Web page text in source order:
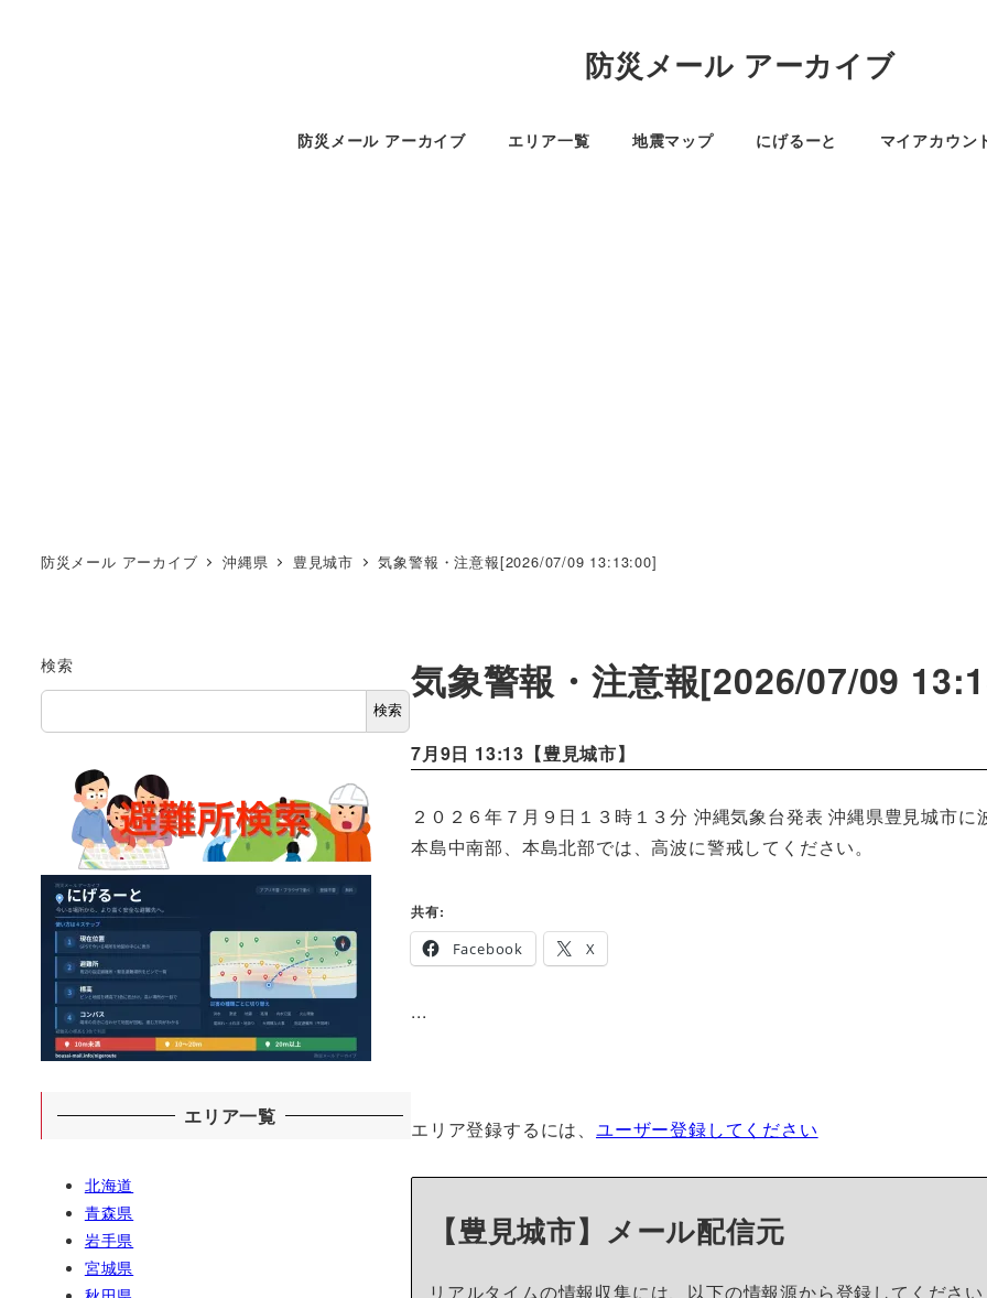
防災メール アーカイブ
防災メール アーカイブ エリア一覧 地震マップ にげるーと マイアカウン
防災メール アーカイブ 沖縄県 豊見城市 気象警報・注意報[2026/07/09 13:13:00]
気象警報・注意報[2026/07/09
7月9日 13:13【豊見城市】
２０２６年７月９日１３時１３分 沖縄気象台発表 沖縄県豊見城市
本島中南部、本島北部では、高波に警戒してください。
共有:
Facebook
X
...
エリア登録するには、 ユーザー登録してください
【豊見城市】メール配信元
リアルタイムの情報収集には、以下の情報源から登録してください
検索
検索
エリア一覧
北海道
青森県
岩手県
宮城県